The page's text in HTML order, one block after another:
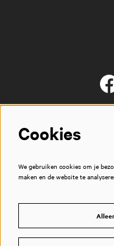
Cookies
We gebruiken cookies om je
maken en de website te